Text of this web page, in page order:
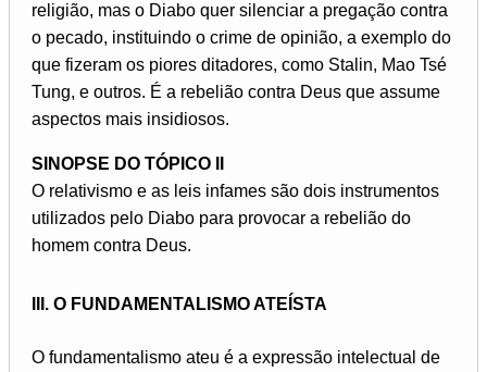
religião, mas o Diabo quer silenciar a pregação contra
o pecado, instituindo o crime de opinião, a exemplo do
que fizeram os piores ditadores, como Stalin, Mao Tsé
Tung, e outros. É a rebelião contra Deus que assume
aspectos mais insidiosos.
SINOPSE DO TÓPICO II
O relativismo e as leis infames são dois instrumentos
utilizados pelo Diabo para provocar a rebelião do
homem contra Deus.
III. O FUNDAMENTALISMO ATEÍSTA
O fundamentalismo ateu é a expressão intelectual de